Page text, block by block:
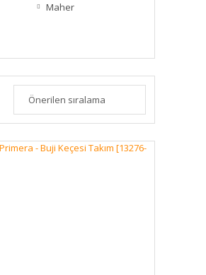
Maher